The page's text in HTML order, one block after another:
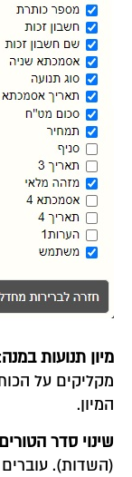
מיון תנועות במנה
מקליקים על
המיון.
שינוי סדר הטורים
(השדות). עוברים